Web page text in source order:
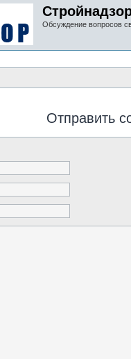
Обсуждение вопросов
Отправить